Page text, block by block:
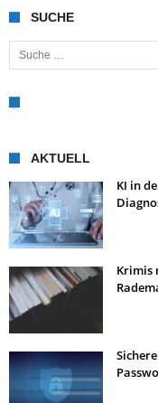
SUCHE
Suche nach:
AKTUELL
KI in
Krimis